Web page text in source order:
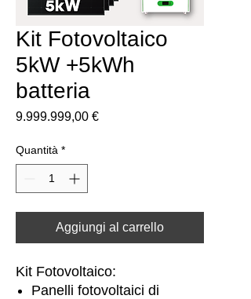
Kit Fotovoltaico
5kW +5kWh
batteria
9.999.999,00 €Prezzo
Quantità *
Aggiungi al carrello
Kit Fotovoltaico:
Panelli fotovoltaici di